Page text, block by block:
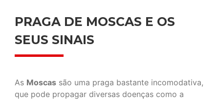
PRAGA DE MOSCAS E OS
SEUS SINAIS
As Moscas são uma praga bastante incomodativa,
que pode propagar diversas doenças como a